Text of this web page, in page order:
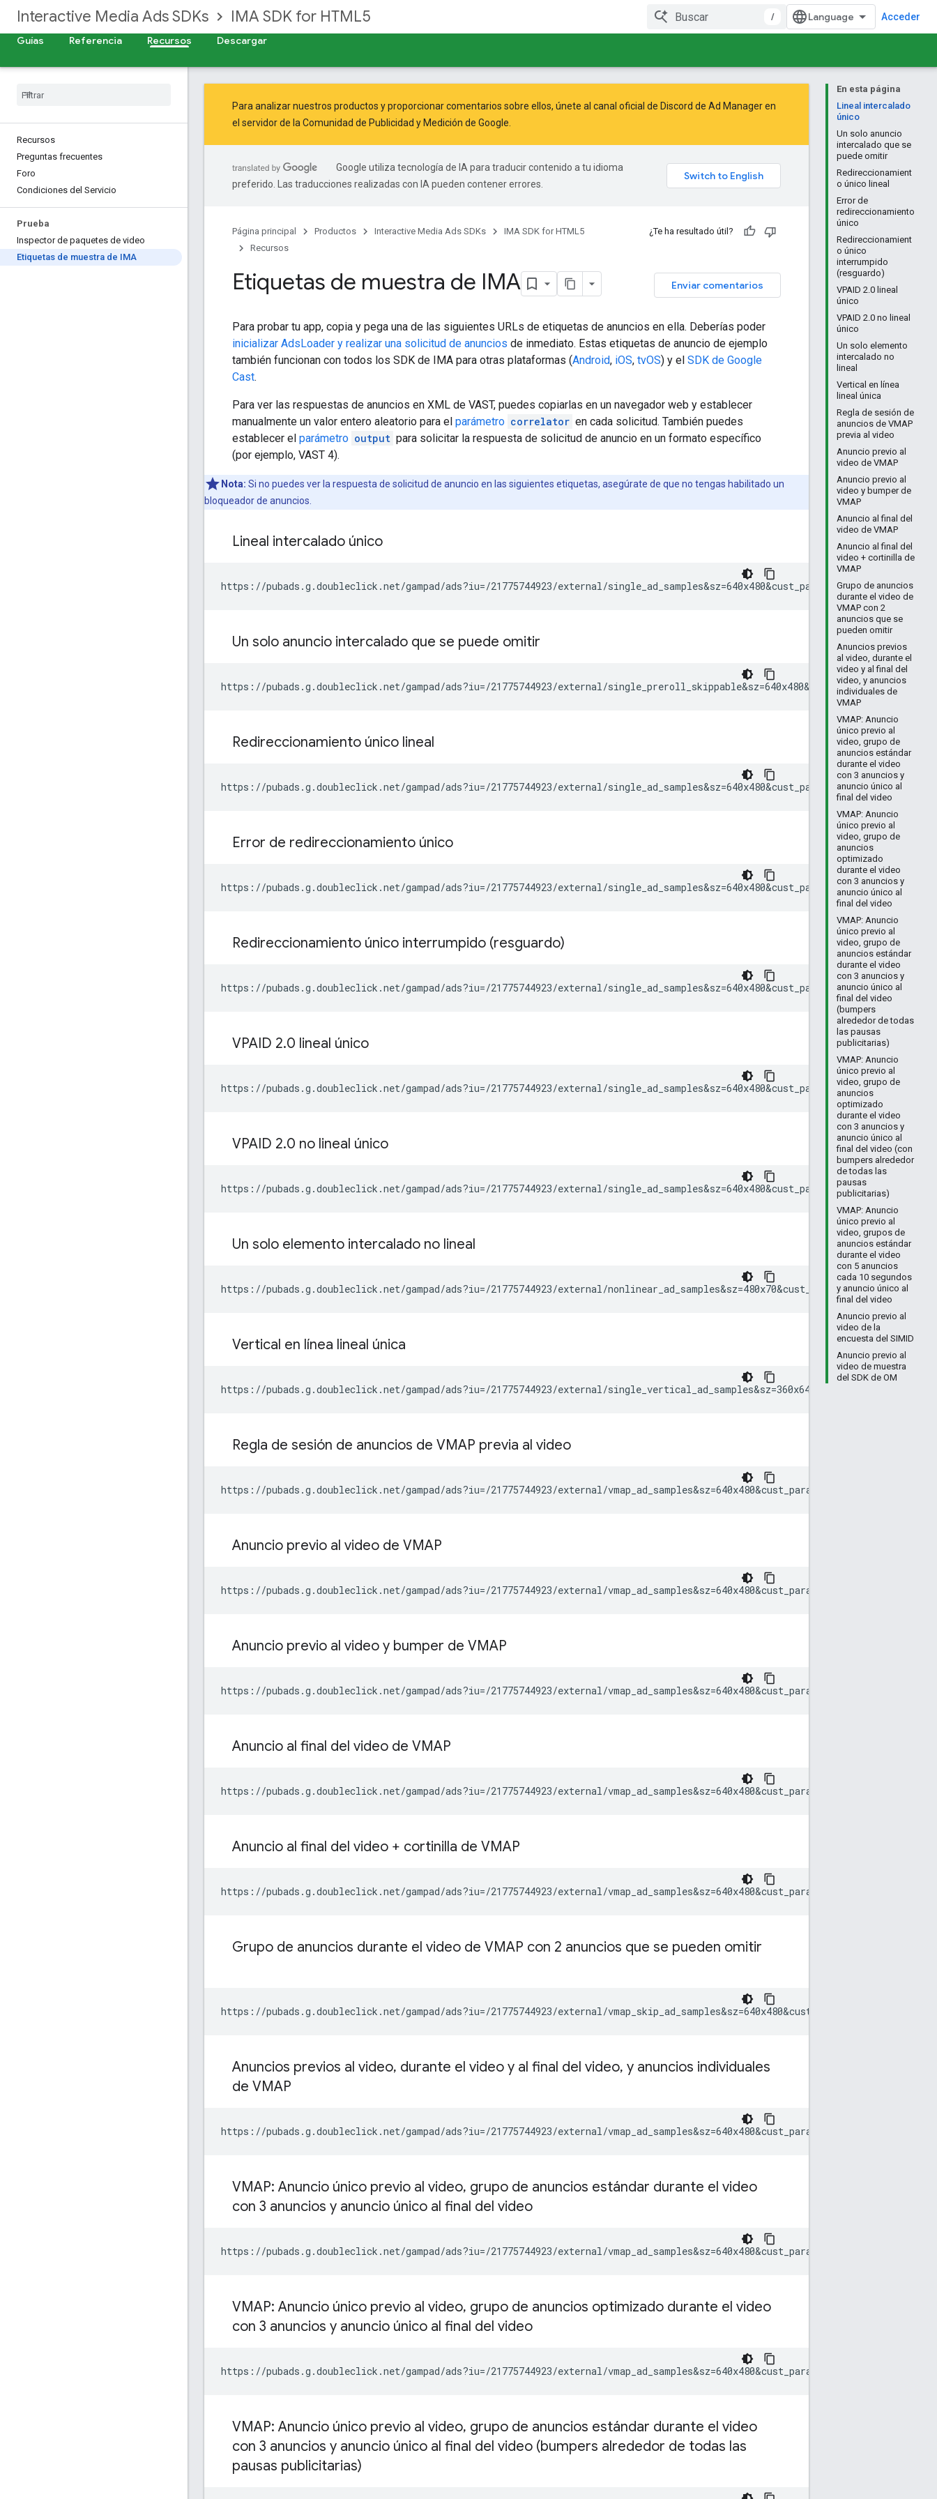
Interactive Media Ads SDKs IMA SDK for HTML5 / Acceder
Guías Referencia Recursos Descargar
Recursos
Preguntas frecuentes
Foro
Condiciones del Servicio
Prueba
Inspector de paquetes de video
Etiquetas de muestra de IMA
En esta página
Lineal intercalado
único
Un solo anuncio
intercalado que se
puede omitir
Redireccionamient
o único lineal
Error de
redireccionamiento
único
Redireccionamient
o único
interrumpido
(resguardo)
VPAID 2.0 lineal
único
VPAID 2.0 no lineal
único
Un solo elemento
intercalado no
lineal
Vertical en línea
lineal única
Regla de sesión de
anuncios de VMAP
previa al video
Anuncio previo al
video de VMAP
Anuncio previo al
video y bumper de
VMAP
Anuncio al final del
video de VMAP
Anuncio al final del
video + cortinilla de
VMAP
Grupo de anuncios
durante el video de
VMAP con 2
anuncios que se
pueden omitir
Anuncios previos
al video, durante el
video y al final del
video, y anuncios
individuales de
VMAP
VMAP: Anuncio
único previo al
video, grupo de
anuncios estándar
durante el video
con 3 anuncios y
anuncio único al
final del video
VMAP: Anuncio
único previo al
video, grupo de
anuncios
optimizado
durante el video
con 3 anuncios y
anuncio único al
final del video
VMAP: Anuncio
único previo al
video, grupo de
anuncios estándar
durante el video
con 3 anuncios y
anuncio único al
final del video
(bumpers
alrededor de todas
las pausas
publicitarias)
VMAP: Anuncio
único previo al
video, grupo de
anuncios
optimizado
durante el video
con 3 anuncios y
anuncio único al
final del video (con
bumpers alrededor
de todas las
pausas
publicitarias)
VMAP: Anuncio
único previo al
video, grupos de
anuncios estándar
durante el video
con 5 anuncios
cada 10 segundos
y anuncio único al
final del video
Anuncio previo al
video de la
encuesta del SIMID
Anuncio previo al
video de muestra
del SDK de OM
Para analizar nuestros productos y proporcionar comentarios sobre ellos, únete al canal oficial de Discord de Ad Manager en
el servidor de la Comunidad de Publicidad y Medición de Google
Google utiliza tecnología de IA para traducir contenido a tu idioma
preferido. Las traducciones realizadas con IA pueden contener errores.
Página principal Productos Interactive Media Ads SDKs
IMA SDK for HTML5
Recursos
¿Te ha resultado útil?
Enviar comentarios
Etiquetas de muestra de IMA
Para probar tu app, copia y pega una de las siguientes URLs de etiquetas de anuncios en ella. Deberías poder
inicializar AdsLoader y realizar una solicitud de anuncios de inmediato. Estas etiquetas de anuncio de ejemplo
también funcionan con todos los SDK de IMA para otras plataformas (Android, iOS, tvOS) y el SDK de Google
Cast.
Para ver las respuestas de anuncios en XML de VAST, puedes copiarlas en un navegador web y establecer
manualmente un valor entero aleatorio para el parámetro correlator en cada solicitud. También puedes
establecer el parámetro output para solicitar la respuesta de solicitud de anuncio en un formato específico
(por ejemplo, VAST 4).
Nota: Si no puedes ver la respuesta de solicitud de anuncio en las siguientes etiquetas, asegúrate de que no tengas habilitado un
bloqueador de anuncios.
Lineal intercalado único
https://pubads.g.doubleclick.net/gampad/ads?iu=/21775744923/external/
Un solo anuncio intercalado que se puede omitir
https://pubads.g.doubleclick.net/gampad/ads?iu=/21775744923/external/
Redireccionamiento único lineal
https://pubads.g.doubleclick.net/gampad/ads?iu=/21775744923/external/
Error de redireccionamiento único
https://pubads.g.doubleclick.net/gampad/ads?iu=/21775744923/external/
Redireccionamiento único interrumpido (resguardo)
https://pubads.g.doubleclick.net/gampad/ads?iu=/21775744923/external/
VPAID 2.0 lineal único
https://pubads.g.doubleclick.net/gampad/ads?iu=/21775744923/external/
VPAID 2.0 no lineal único
https://pubads.g.doubleclick.net/gampad/ads?iu=/21775744923/external/
Un solo elemento intercalado no lineal
https://pubads.g.doubleclick.net/gampad/ads?iu=/21775744923/external/
Vertical en línea lineal única
https://pubads.g.doubleclick.net/gampad/ads?iu=/21775744923/external/
Regla de sesión de anuncios de VMAP previa al video
https://pubads.g.doubleclick.net/gampad/ads?iu=/21775744923/external/
Anuncio previo al video de VMAP
https://pubads.g.doubleclick.net/gampad/ads?iu=/21775744923/external/
Anuncio previo al video y bumper de VMAP
https://pubads.g.doubleclick.net/gampad/ads?iu=/21775744923/external/
Anuncio al final del video de VMAP
https://pubads.g.doubleclick.net/gampad/ads?iu=/21775744923/external/
Anuncio al final del video + cortinilla de VMAP
https://pubads.g.doubleclick.net/gampad/ads?iu=/21775744923/external/
Grupo de anuncios durante el video de VMAP con 2 anuncios que se pueden omitir
https://pubads.g.doubleclick.net/gampad/ads?iu=/21775744923/external/
Anuncios previos al video, durante el video y al final del video, y anuncios individuales
de VMAP
https://pubads.g.doubleclick.net/gampad/ads?iu=/21775744923/external/
VMAP: Anuncio único previo al video, grupo de anuncios estándar durante el video
con 3 anuncios y anuncio único al final del video
https://pubads.g.doubleclick.net/gampad/ads?iu=/21775744923/external/
VMAP: Anuncio único previo al video, grupo de anuncios optimizado durante el video
con 3 anuncios y anuncio único al final del video
https://pubads.g.doubleclick.net/gampad/ads?iu=/21775744923/external/
VMAP: Anuncio único previo al video, grupo de anuncios estándar durante el video
con 3 anuncios y anuncio único al final del video (bumpers alrededor de todas las
pausas publicitarias)